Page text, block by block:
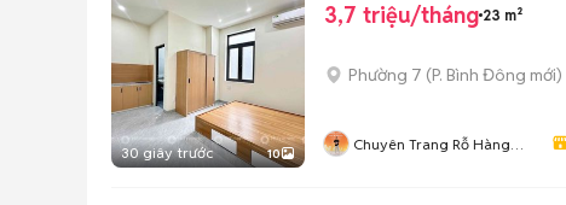
30 giây trước 10
3,7 triệu/tháng 23 m²
Phường 7 (P. Bình Đông mới)
Chuyên Trang Rỗ Hàng